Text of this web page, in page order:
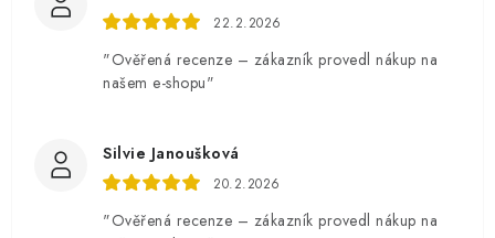
22.2.2026
"Ověřená recenze – zákazník provedl nákup na
našem e-shopu"
Silvie Janoušková
20.2.2026
"Ověřená recenze – zákazník provedl nákup na